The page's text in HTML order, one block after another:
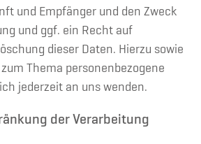
und Empfänger und den Zweck
und ggf. ein Recht auf
dieser Daten. Hierzu sowie
Thema personenbezogene
jederzeit an uns wenden.
der Verarbeitung